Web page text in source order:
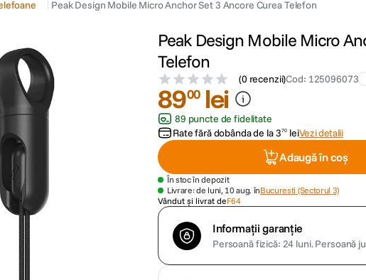
Peak Design Mobile Micro Anchor Set 3 Ancore Curea Telefon
Peak Design Mobile Micro
Telefon
(0 recenzii)Cod: 125096073
8900 lei
89 puncte de fidelitate
Rate fără dobânda de la370 leiVezi detalii
Adaugă în coș
În stoc în depozit
Livrare: de luni, 10 aug. înBucuresti (Sectorul 3)
Vândut și livrat deF64
Informații garanție
Persoană fizică: 24 luni.Persoană